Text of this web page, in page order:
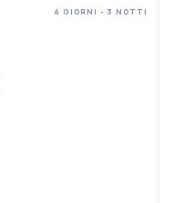
4 GIORNI - 3 NOTTI